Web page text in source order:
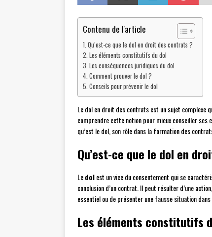
Contenu de l'article
Qu’est-ce que le dol en droit des contrats ?
Les éléments constitutifs du dol
Les conséquences juridiques du dol
Comment prouver le dol ?
Conseils pour prévenir le dol
Le dol en droit des contrats est un sujet complexe
comprendre cette notion pour mieux conseiller
qu’est le dol, son rôle dans la formation des
Qu’est-ce que le dol en
Ledolest un vice du consentement qui se
conclusion d’un contrat. Il peut résulter d’une
essentiel ou de présenter une fausse situation
Les éléments constitutifs